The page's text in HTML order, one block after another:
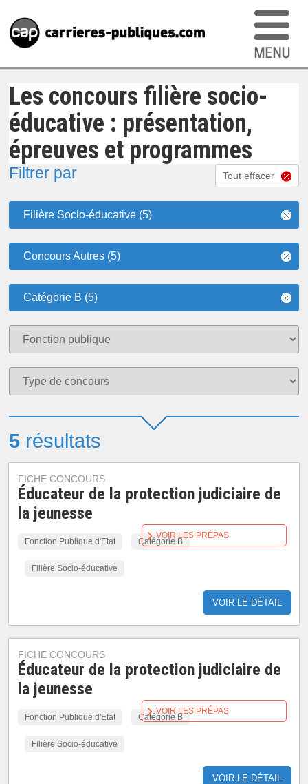
Les concours filière socio-
éducative : présentation,
épreuves et programmes
Filtrer par Tout effacer
Filière Socio-éducative (5)
Concours Autres (5)
Catégorie B (5)
5 résultats
FICHE CONCOURS
Éducateur de la protection judiciaire de
la jeunesse
Fonction Publique d'Etat Catégorie B
Filière Socio-éducative
VOIR LE DÉTAIL
VOIR LES PRÉPAS
FICHE CONCOURS
Éducateur de la protection judiciaire de
la jeunesse
Fonction Publique d'Etat Catégorie B
Filière Socio-éducative
VOIR LE DÉTAIL
VOIR LES PRÉPAS